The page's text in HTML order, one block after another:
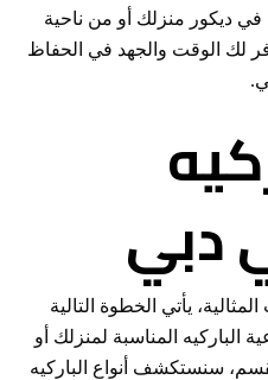
ديكور منزلك أو من ناحية
لك الوقت والجهد في الحفاظ
دبي
يأتي الخطوة التالية
الباركيه المناسبة لمنزلك أو
سنستكشف أنواع الباركيه